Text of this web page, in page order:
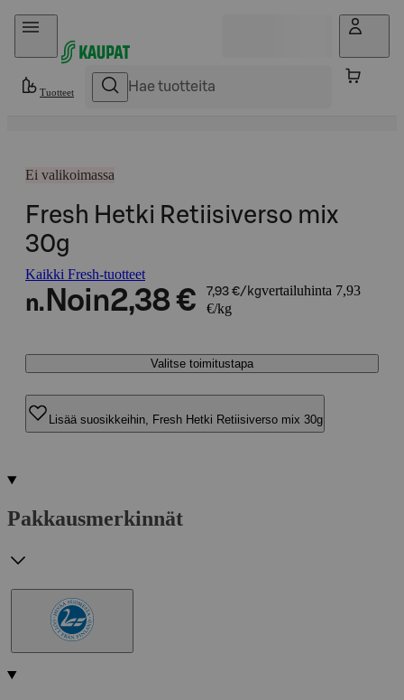
Hyppää sisältöön
Tuotteet
Ei valikoimassa
Fresh Hetki Retiisiverso mix
30g
Kaikki Fresh-tuotteet
n. Noin2,38 € 7,93 €/kgvertailuhinta 7,93
€/kg
Valitse toimitustapa
Lisää suosikkeihin, Fresh Hetki Retiisiverso mix 30g
Pakkausmerkinnät